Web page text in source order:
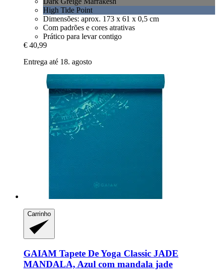
High Tide Point
Dimensões: aprox. 173 x 61 x 0,5 cm
Com padrões e cores atrativas
Prático para levar contigo
€ 40,99
Entrega até 18. agosto
Carrinho
GAIAM Tapete De Yoga Classic JADE
MANDALA, Azul com mandala jade